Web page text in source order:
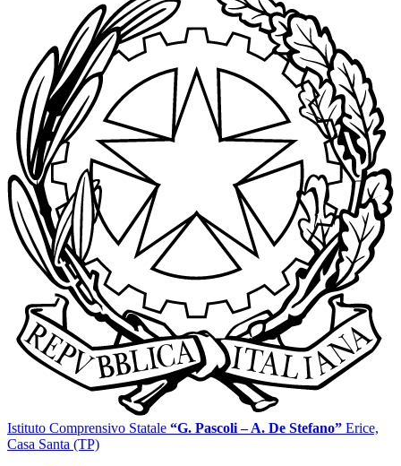
Istituto Comprensivo Statale “G. Pascoli – A. De Stefano” Erice,
Casa Santa (TP)